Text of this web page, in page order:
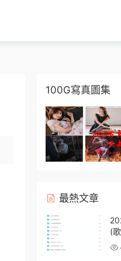
100G寫真圖集
最熱文章
(